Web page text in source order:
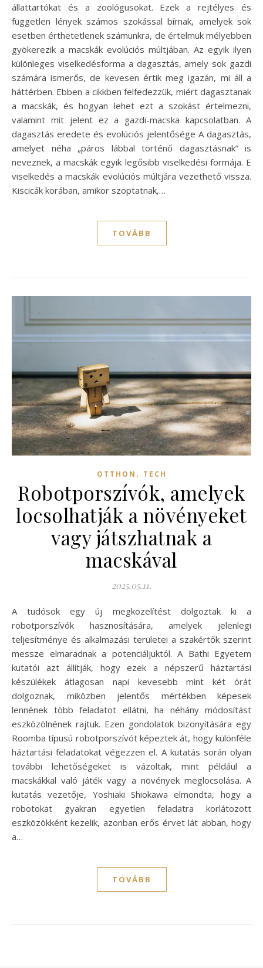
állattartókat és a zoológusokat. Ezek a rejtélyes és
független lények számos szokással bírnak, amelyek sok
esetben érthetetlenek számunkra, de értelmük mélyebben
gyökerezik a macskák evolúciós múltjában. Az egyik ilyen
különleges viselkedésforma a dagasztás, amely sok gazdi
számára ismerős, de kevesen értik meg igazán, mi áll a
háttérben. Ebben a cikkben felfedezzük, miért dagasztanak
a macskák, és hogyan lehet ezt a szokást értelmezni,
valamint mit jelent ez a gazdi-macska kapcsolatban. A
dagasztás eredete és evolúciós jelentősége A dagasztás,
amelyet néha „páros lábbal történő dagasztásnak” is
neveznek, a macskák egyik legősibb viselkedési formája. E
viselkedés a macskák evolúciós múltjára vezethető vissza.
Kiscicák korában, amikor szoptatnak,…
TOVÁBB
OTTHON , TECH
Robotporszívók, amelyek
locsolhatják a növényeket
vagy játszhatnak a
macskával
2025.05.11.
A tudósok egy új megközelítést dolgoztak ki a
robotporszívók hasznosítására, amelyek jelenlegi
teljesítménye és alkalmazási területei a szakértők szerint
messze elmaradnak a potenciáljuktól. A Bathi Egyetem
kutatói azt állítják, hogy ezek a népszerű háztartási
készülékek átlagosan napi kevesebb mint két órát
dolgoznak, miközben jelentős mértékben képesek
lennének több feladatot ellátni, ha néhány módosítást
eszközölnének rajtuk. Ezen gondolatok bizonyítására egy
Roomba típusú robotporszívót képeztek át, hogy különféle
háztartási feladatokat végezzen el. A kutatás során olyan
további lehetőségeket is vázoltak, mint például a
macskákkal való játék vagy a növények meglocsolása. A
kutatás vezetője, Yoshiaki Shiokawa elmondta, hogy a
robotokat gyakran egyetlen feladatra korlátozott
eszközökként kezelik, azonban erős érvet lát abban, hogy
a…
TOVÁBB